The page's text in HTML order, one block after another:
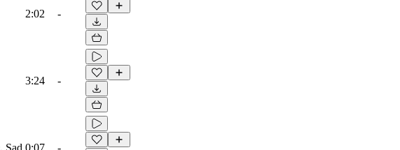
2:02 -
3:24 -
Sad 0:07 -